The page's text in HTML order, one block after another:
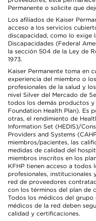
Permanente o solicite que
Los afiliados de Kaiser
acceso a los servicios
discapacidad, como lo exige
Discapacidades (Federal
la sección 504 de la Ley de
1973.
Kaiser Permanente toma en
experiencia del miembro o
profesionales de la salud y
nivel Silver del Mercado de
todos los demás productos y
Foundation Health Plan). Es
otras, el rendimiento de
Information Set (HEDIS)/
Providers and Systems
miembros/pacientes, las
medidas de calidad del
miembros inscritos en los
KFHP tienen acceso a todos
profesionales, institucionales
red de proveedores
con los términos del plan de
Todos los médicos del grupo
médicos de la red deben
calidad y certificaciones.